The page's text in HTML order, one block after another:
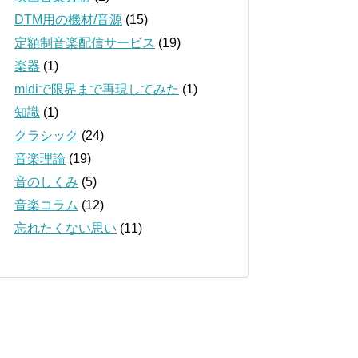
DTM用の機材/音源 (15)
定額制音楽配信サービス (19)
楽器 (1)
midiで限界まで再現してみた (1)
知識 (1)
クラシック (24)
音楽理論 (19)
音のしくみ (5)
音楽コラム (12)
忘れたくない思い (11)